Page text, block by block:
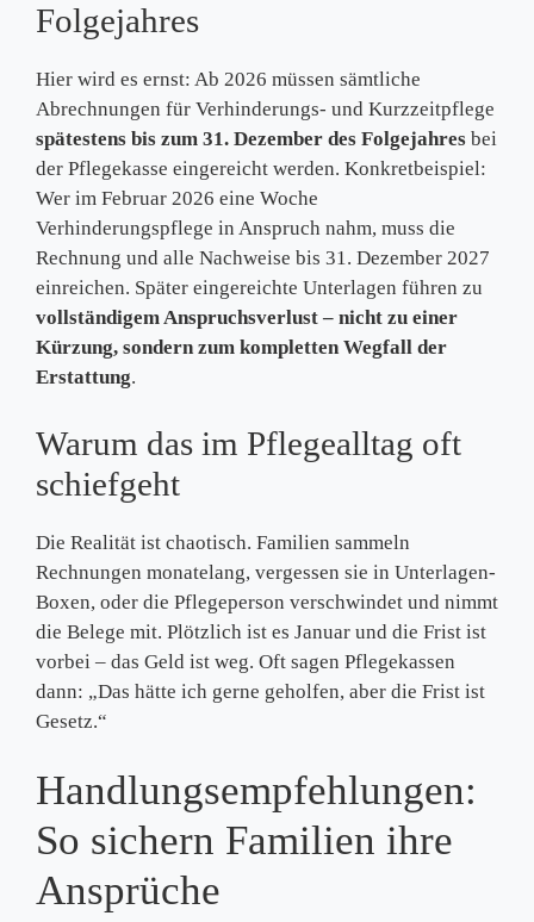
Folgejahres
Hier wird es ernst: Ab 2026 müssen sämtliche
Abrechnungen für Verhinderungs- und Kurzzeitpflege
spätestens bis zum 31. Dezember des Folgejahres bei
der Pflegekasse eingereicht werden. Konkretbeispiel:
Wer im Februar 2026 eine Woche
Verhinderungspflege in Anspruch nahm, muss die
Rechnung und alle Nachweise bis 31. Dezember 2027
einreichen. Später eingereichte Unterlagen führen zu
vollständigem Anspruchsverlust – nicht zu einer
Kürzung, sondern zum kompletten Wegfall der
Erstattung.
Warum das im Pflegealltag oft
schiefgeht
Die Realität ist chaotisch. Familien sammeln
Rechnungen monatelang, vergessen sie in Unterlagen-
Boxen, oder die Pflegeperson verschwindet und nimmt
die Belege mit. Plötzlich ist es Januar und die Frist ist
vorbei – das Geld ist weg. Oft sagen Pflegekassen
dann: „Das hätte ich gerne geholfen, aber die Frist ist
Gesetz.“
Handlungsempfehlungen:
So sichern Familien ihre
Ansprüche